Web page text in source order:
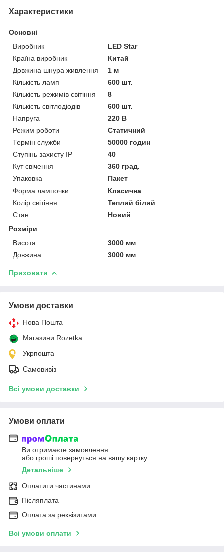
Характеристики
Основні
Виробник
LED Star
Країна виробник
Китай
Довжина шнура живлення
1 м
Кількість ламп
600 шт.
Кількість режимів світіння
8
Кількість світлодіодів
600 шт.
Напруга
220 В
Режим роботи
Статичний
Термін служби
50000 годин
Ступінь захисту IP
40
Кут свічення
360 град.
Упаковка
Пакет
Форма лампочки
Класична
Колір світіння
Теплий білий
Стан
Новий
Розміри
Висота
3000 мм
Довжина
3000 мм
Приховати
Умови доставки
Нова Пошта
Магазини Rozetka
Укрпошта
Самовивіз
Всі умови доставки
Умови оплати
Ви отримаєте замовлення
або гроші повернуться на вашу картку
Детальніше
Оплатити частинами
Післяплата
Оплата за реквізитами
Всі умови оплати